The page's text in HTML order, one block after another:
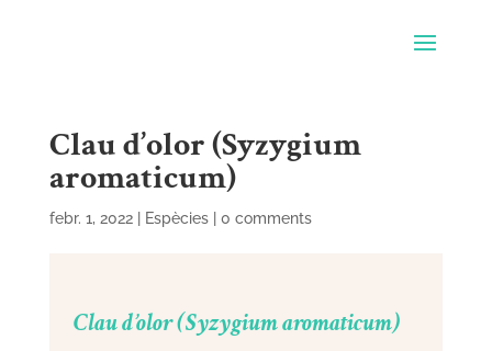
Clau d’olor (Syzygium
aromaticum)
febr. 1, 2022| Espècies| 0 comments
Clau d’olor (Syzygium aromaticum)